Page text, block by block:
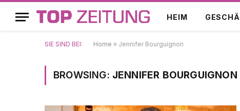
HEIM
SIE SIND BEI: Home » Jennifer Bourguignon
BROWSING: JENNIFER BOURGUIGNON